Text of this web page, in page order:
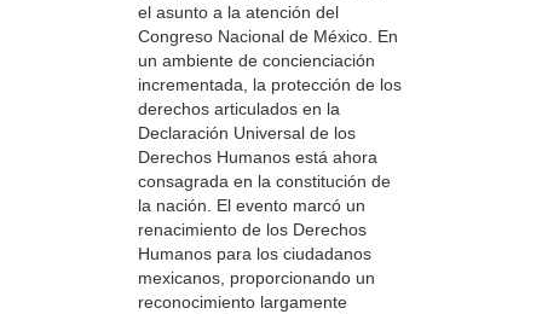
el asunto a la atención del
Congreso Nacional de México. En
un ambiente de concienciación
incrementada, la protección de los
derechos articulados en la
Declaración Universal de los
Derechos Humanos está ahora
consagrada en la constitución de
la nación. El evento marcó un
renacimiento de los Derechos
Humanos para los ciudadanos
mexicanos, proporcionando un
reconocimiento largamente